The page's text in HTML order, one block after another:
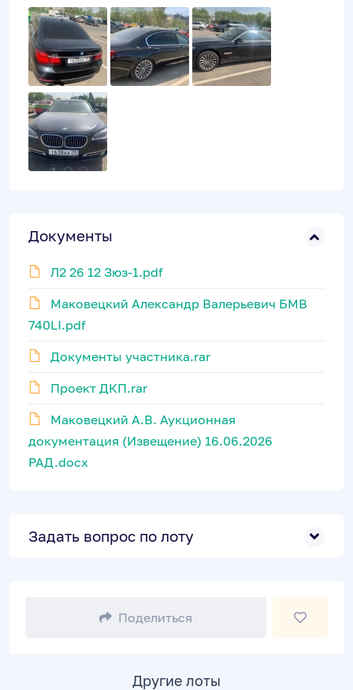
Документы
Л2 26 12 Зюз-1.pdf
Маковецкий Александр Валерьевич БМВ
740LI.pdf
Документы участника.rar
Проект ДКП.rar
Маковецкий А.В. Аукционная
документация (Извещение) 16.06.2026
РАД.docx
Задать вопрос по лоту
Поделиться
Другие лоты